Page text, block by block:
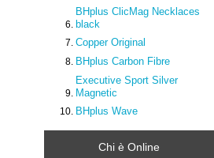
BHplus ClicMag Necklaces
black
Copper Original
BHplus Carbon Fibre
Executive Sport Silver
Magnetic
BHplus Wave
Chi è Online